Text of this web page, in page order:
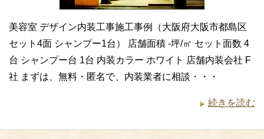
美容室 デザイン内装工事施工事例（大阪府大阪市都島区
セット4面 シャンプー1台） 店舗面積 -坪/㎡ セット面数 4
台 シャンプー台 1台 内装カラー ホワイト 店舗内装会社 F
社 まずは、無料・匿名で、内装業者に相談・・・
続きを読む